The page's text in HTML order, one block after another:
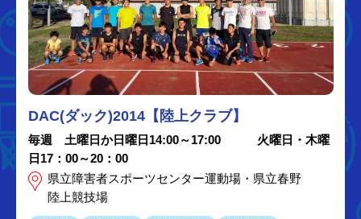
DAC(ダック)2014【陸上クラブ】
毎週 土曜日か日曜日14:00～17:00 火曜日・木曜
日17：00～20：00
県立障害者スポーツセンター運動場・県立春野
陸上競技場